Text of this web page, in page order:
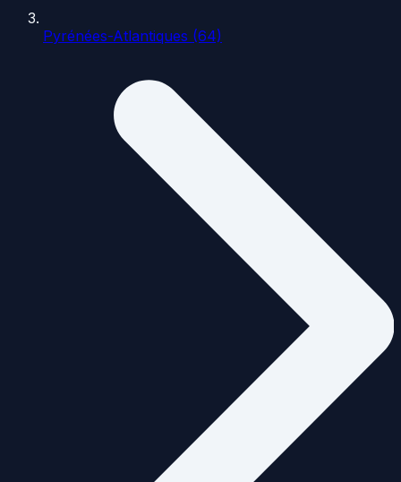
Pyrénées-Atlantiques (64)